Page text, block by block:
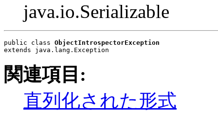
java.io.Serializable
public class ObjectIntrospectorException
extends java.lang.Exception
関連項目:
直列化された形式